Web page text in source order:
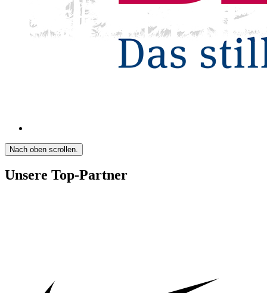
Nach oben scrollen.
Unsere Top-Partner